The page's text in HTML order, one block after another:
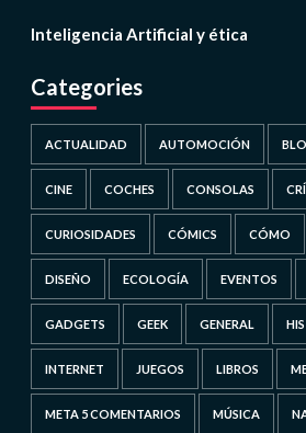
Inteligencia Artificial y ética
Categories
ACTUALIDAD AUTOMOCIÓN
CINE COCHES CONSOLAS
CURIOSIDADES CÓMICS CÓMO
DISEÑO ECOLOGÍA EVENTOS
GADGETS GEEK GENERAL
INTERNET JUEGOS LIBROS
META 5 COMENTARIOS MÚSICA